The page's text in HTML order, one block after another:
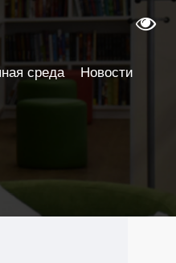
среда Новости